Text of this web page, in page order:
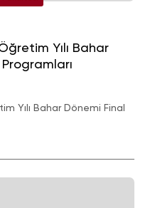
Yılı Bahar
Yılı Bahar Dönemi Final